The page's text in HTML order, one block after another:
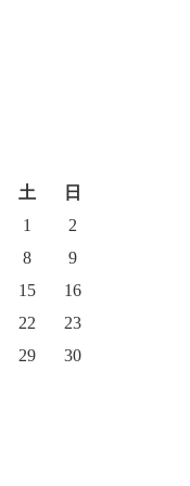
土
日
1
2
8
9
15
16
22
23
29
30